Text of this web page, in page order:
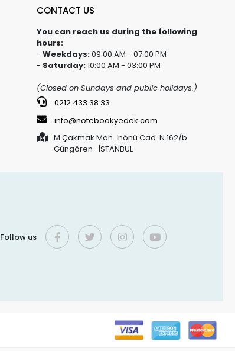
CONTACT US
You can reach us during the following
hours:
- Weekdays:09:00 AM - 07:00 PM
- Saturday:10:00 AM - 03:00 PM
(Closed on Sundays and public holidays.)
0212 433 38 33
info@notebookyedek.com
M.Çakmak Mah. İnönü Cad. N.162/b
Güngören- İSTANBUL
Follow us